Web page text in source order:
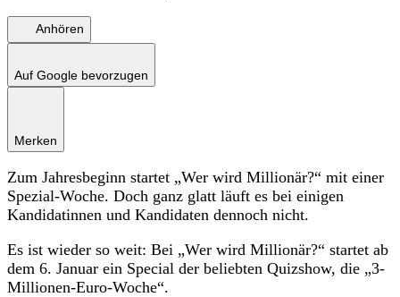
Anhören
Auf Google bevorzugen
Merken
Zum Jahresbeginn startet „Wer wird Millionär?“ mit einer
Spezial-Woche. Doch ganz glatt läuft es bei einigen
Kandidatinnen und Kandidaten dennoch nicht.
Es ist wieder so weit: Bei „Wer wird Millionär?“ startet ab
dem 6. Januar ein Special der beliebten Quizshow, die „3-
Millionen-Euro-Woche“.